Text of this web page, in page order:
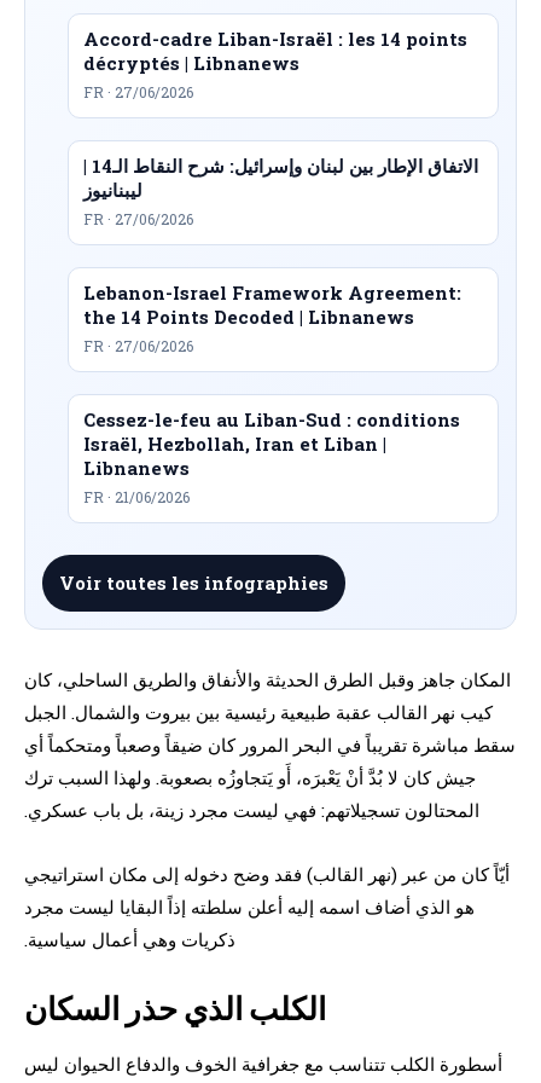
Accord-cadre Liban-Israël : les 14 points
décryptés | Libnanews
FR · 27/06/2026
الاتفاق الإطار بين لبنان وإسرائيل: شرح النقاط الـ14 |
ليبنانيوز
FR · 27/06/2026
Lebanon-Israel Framework Agreement:
the 14 Points Decoded | Libnanews
FR · 27/06/2026
Cessez-le-feu au Liban-Sud : conditions
Israël, Hezbollah, Iran et Liban |
Libnanews
FR · 21/06/2026
Voir toutes les infographies
المكان جاهز وقبل الطرق الحديثة والأنفاق والطريق الساحلي، كان
كيب نهر القالب عقبة طبيعية رئيسية بين بيروت والشمال. الجبل
سقط مباشرة تقريباً في البحر المرور كان ضيقاً وصعباً ومتحكماً أي
جيش كان لا بُدَّ أنْ يَعْبرَه، أَو يَتجاوزُه بصعوبة. ولهذا السبب ترك
المحتالون تسجيلاتهم: فهي ليست مجرد زينة، بل باب عسكري.
أيّاً كان من عبر (نهر القالب) فقد وضح دخوله إلى مكان استراتيجي
هو الذي أضاف اسمه إليه أعلن سلطته إذاً البقايا ليست مجرد
ذكريات وهي أعمال سياسية.
الكلب الذي حذر السكان
أسطورة الكلب تتناسب مع جغرافية الخوف والدفاع الحيوان ليس